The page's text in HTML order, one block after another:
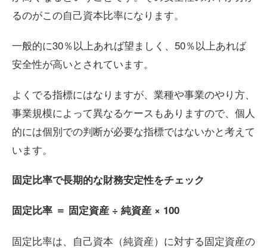
るのがこの自己資本比率になります。
一般的に30％以上あれば望ましく、50％以上あれば
安全性が高いとされています。
よくでる指標にはなりますが、業種や事業のやり方、
事業規模によって異なるケースもありますので、個人
的には個別での判断が必要な指標ではないかと考えて
います。
固定比率で長期的な財務安定性をチェック
固定比率 ＝ 固定資産 ÷ 純資産 × 100
固定比率は、自己資本（純資産）に対する固定資産の